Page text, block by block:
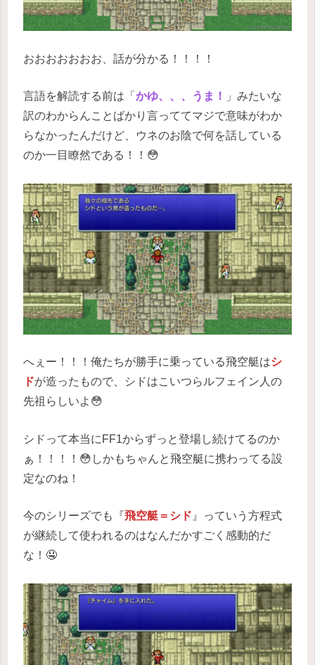
おおおおおおお、話が分かる！！！！
言語を解読する前は「 かゆ、、、うま！
」みたいな
訳のわからんことばかり言っててマジで意味がわか
らなかったんだけど、ウネのお陰で何を話している
のか一目瞭然である！！😳
へぇー！！！俺たちが勝手に乗っている飛空艇はシ
ドが造ったもので、シドはこいつらルフェイン人の
先祖らしいよ😳
シドって本当にFF1からずっと登場し続けてるのか
ぁ！！！！😳しかもちゃんと飛空艇に携わってる設
定なのね！
今のシリーズでも『 飛空艇＝シド』っていう方程式
が継続して使われるのはなんだかすごく感動的だ
な！🤤